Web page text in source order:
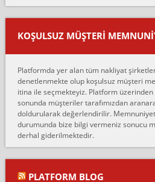
mehmet güldü:
Ankara ALİCANLAR NAKLİYAT Tutarsız ve ticari
var verdikleri fiyat teklifini arttırdılar.
oldukça tutarsı...
Ankara Alicanlar naklyat tel 5465524025. 2600
Konya ya Alicanlar naklyat la anlaştık bu şahıs
fiyatın mazoto gele...
Fatih kokmese:
Diyarbakır dan eşyamı getirtmek için anlaştım
Son anda fiyat artırdılar.. mecburiyetten
Ali:
KOŞULSUZ MÜŞTERI
Platformda yer alan tüm nakliyat
denetlenmekte olup koşulsuz müşteri
itina ile seçmekteyiz. Platform
sonunda müşteriler tarafımızdan
doldurularak değerlendirilir.
durumunda bize bilgi vermeniz sonucu
derhal giderilmektedir.
PLATFORM BLOG